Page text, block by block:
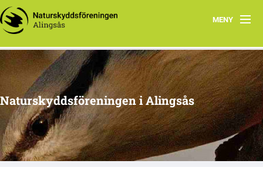
MENY
Aktuellt
Program 2026
Grupper
Samarbetsprojekt
Om oss
Naturskyddsföreningen i Alingsås